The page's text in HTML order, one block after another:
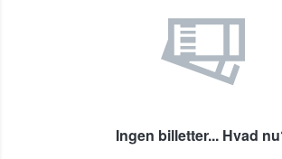
Ingen billetter... Hvad